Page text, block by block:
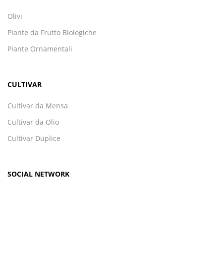
Olivi
Piante da Frutto Biologiche
Piante Ornamentali
CULTIVAR
Cultivar da Mensa
Cultivar da Olio
Cultivar Duplice
SOCIAL NETWORK